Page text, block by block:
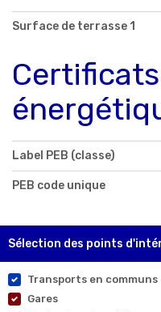
Surface de terrasse 1
Certificats
Label PEB (classe)
PEB code unique
Sélection des points
Transports en communs
Gares